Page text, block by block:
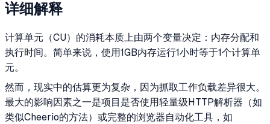
详细解释
计算单元（CU）的消耗本质上由两个变量决定：内存分配和
执行时间。简单来说，使用1GB内存运行1小时等于1个计算单
元。
然而，现实中的估算更为复杂，因为抓取工作负载差异很大。
最大的影响因素之一是项目是否使用轻量级HTTP解析器（如
类似Cheerio的方法）或完整的浏览器自动化工具，如